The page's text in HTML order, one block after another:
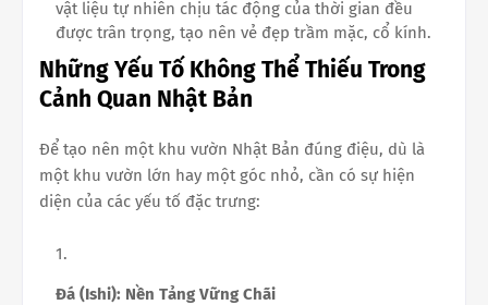
vật liệu tự nhiên chịu tác động của thời gian đều
được trân trọng, tạo nên vẻ đẹp trầm mặc, cổ kính.
Những Yếu Tố Không Thể Thiếu Trong
Cảnh Quan Nhật Bản
Để tạo nên một khu vườn Nhật Bản đúng điệu, dù là
một khu vườn lớn hay một góc nhỏ, cần có sự hiện
diện của các yếu tố đặc trưng:
Đá (Ishi): Nền Tảng Vững Chãi